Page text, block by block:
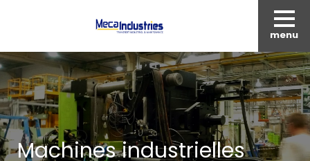
menu
Machines industrielles